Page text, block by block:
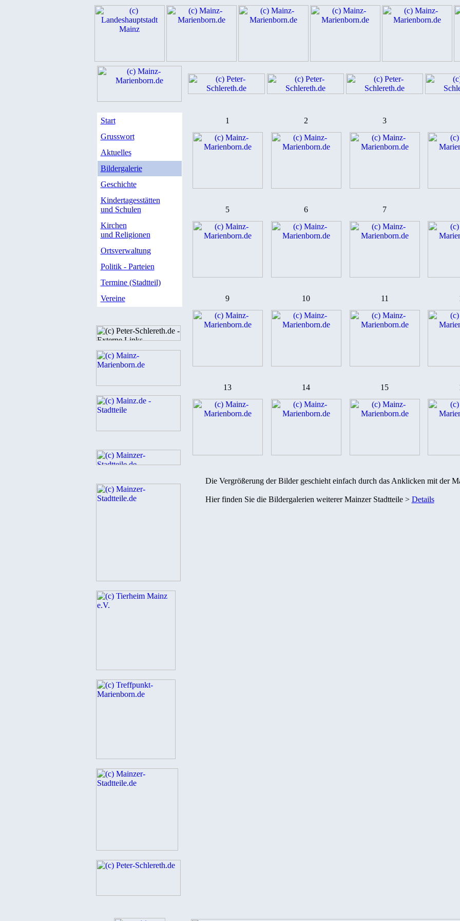
Start
Grusswort
Aktuelles
Bildergalerie
Geschichte
Kindertagesstätten
und Schulen
Kirchen
und Religionen
Ortsverwaltung
Politik - Parteien
Termine (Stadtteil)
Vereine
1 2 3
5 6 7
9 10 11
13 14 15
Die Vergrößerung der Bilder geschieht einfach durch das Anklicken mit der
Hier finden Sie die Bildergalerien weiterer Mainzer Stadtteile > Details